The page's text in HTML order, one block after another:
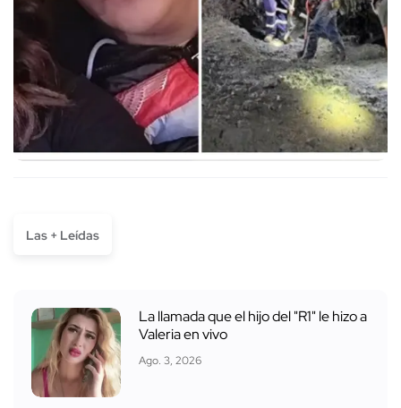
Las + Leídas
La llamada que el hijo del "R1" le hizo a
Valeria en vivo
Ago. 3, 2026